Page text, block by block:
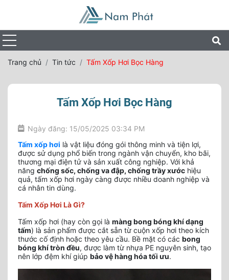
Trang chủ Tin tức Tấm Xốp Hơi Bọc Hàng
Tấm Xốp Hơi Bọc Hàng
Ngày đăng: 15/05/2025 03:34 PM
Tấm xốp hơi là vật liệu đóng gói thông minh và tiện lợi,
được sử dụng phổ biến trong ngành vận chuyển, kho bãi,
thương mại điện tử và sản xuất công nghiệp. Với khả
năng chống sốc, chống va đập, chống trầy xước hiệu
quả, tấm xốp hơi ngày càng được nhiều doanh nghiệp và
cá nhân tin dùng.
Tấm Xốp Hơi Là Gì?
Tấm xốp hơi (hay còn gọi là màng bong bóng khí dạng
tấm) là sản phẩm được cắt sẵn từ cuộn xốp hơi theo kích
thước cố định hoặc theo yêu cầu. Bề mặt có các bong
bóng khí tròn đều, được làm từ nhựa PE nguyên sinh, tạo
nên lớp đệm khí giúp bảo vệ hàng hóa tối ưu.